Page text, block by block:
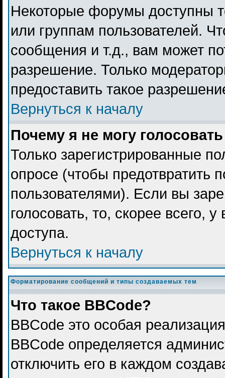
Некоторые форумы доступны
или группам пользователей.
сообщения и т.д., вам может
разрешение. Только
предоставить такое
Вернуться к началу
Почему я не могу
Только зарегистрированные
опросе (чтобы предотвратить
пользователями). Если вы
голосовать, то, скорее всего,
доступа.
Вернуться к началу
Форматирование сообщений и типы создаваемых тем
Что такое BBCode?
BBCode это особая
BBCode определяется
отключить его в каждом